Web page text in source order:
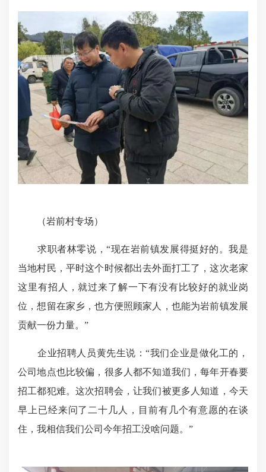
（岩前村专场）
求职者林零说，“现在岩前镇发展得挺好的。我是
当地村民，平时这个时候都出去外面打工了，这次老家
这里有招人，就过来了解一下有没有比较好的就业岗
位，想留在家乡，也方便照顾家人，也能为岩前镇发展
贡献一份力量。”
企业招聘人员黄先生说：“我们企业是做化工的，
公司地点也比较偏，很多人都不知道我们，每年开春要
招工都犯难。这次招聘会，让我们被更多人知道，今天
早上已经来问了二十几人，目前有几个有意愿的在谈
住，我相信我们公司今年招工没啥问题。”